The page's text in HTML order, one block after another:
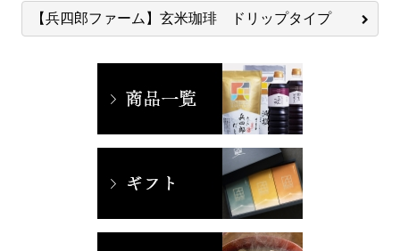
【兵四郎ファーム】玄米珈琲 ドリップタイプ